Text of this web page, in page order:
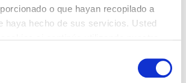
o que hayan recopilado a
haya hecho de sus servicios. Usted